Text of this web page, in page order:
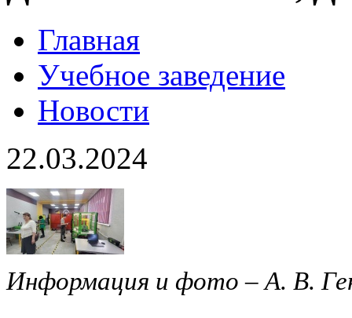
Главная
Учебное заведение
Новости
22.03.2024
Информация и фото – А. В.